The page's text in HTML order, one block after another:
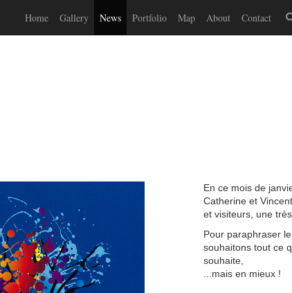
Home Gallery News Portfolio Map About Contact
En ce mois de
Catherine et
et visiteurs, une
Pour paraphraser
souhaitons tout ce
souhaite,
...mais en mieux !